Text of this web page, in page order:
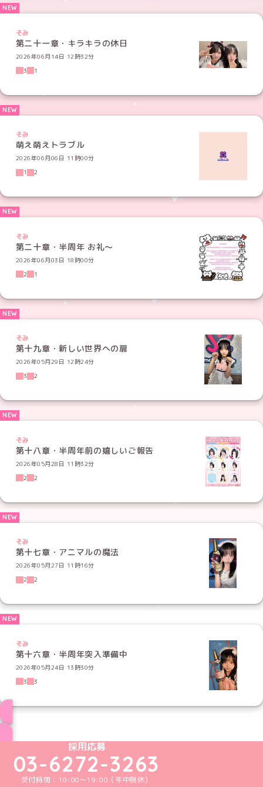
そみ
第二十一章・キラキラの休日
2026年06月14日 12時32分
3
1
そみ
萌え萌えトラブル
2026年06月06日 11時00分
1
2
そみ
第二十章・半周年 お礼～
2026年06月03日 18時00分
2
1
そみ
第十九章・新しい世界への扉
2026年05月29日 12時24分
3
2
そみ
第十八章・半周年前の嬉しいご報告
2026年05月28日 11時32分
2
2
そみ
第十七章・アニマルの魔法
2026年05月27日 11時16分
2
2
そみ
第十六章・半周年突入準備中
2026年05月24日 13時30分
3
3
めいどりーみんTikTok公式アカウント
めいどりーみんX公式アカウント
めいどりーみんInstagram公式アカウント
めいどりーみんFacebook公式アカウン
めいどりーみんYouTube公式アカ
採用応募
03-6272-3263
受付時間：10:00～19:00（年中無休）